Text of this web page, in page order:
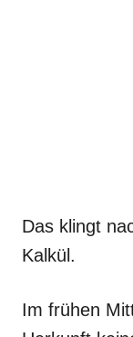
Das klingt
Kalkül.
Im frühen